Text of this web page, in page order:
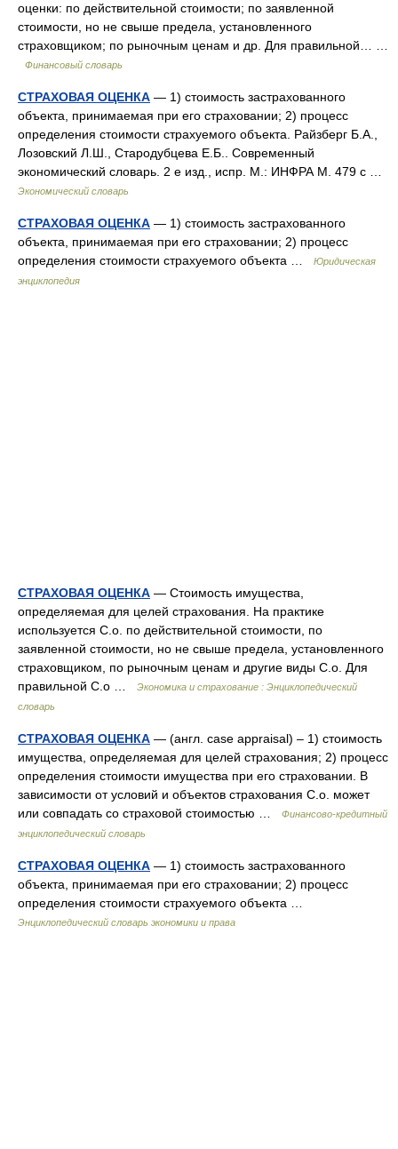
оценки: по действительной стоимости; по заявленной
стоимости, но не свыше предела, установленного
страховщиком; по рыночным ценам и др. Для правильной… …
Финансовый словарь
СТРАХОВАЯ ОЦЕНКА — 1) стоимость застрахованного
объекта, принимаемая при его страховании; 2) процесс
определения стоимости страхуемого объекта. Райзберг Б.А.,
Лозовский Л.Ш., Стародубцева Е.Б.. Современный
экономический словарь. 2 е изд., испр. М.: ИНФРА М. 479 с …
Экономический словарь
СТРАХОВАЯ ОЦЕНКА — 1) стоимость застрахованного
объекта, принимаемая при его страховании; 2) процесс
определения стоимости страхуемого объекта …
Юридическая
энциклопедия
СТРАХОВАЯ ОЦЕНКА — Стоимость имущества,
определяемая для целей страхования. На практике
используется С.о. по действительной стоимости, по
заявленной стоимости, но не свыше предела, установленного
страховщиком, по рыночным ценам и другие виды С.о. Для
правильной С.о …
Экономика и страхование : Энциклопедический
словарь
СТРАХОВАЯ ОЦЕНКА — (англ. case appraisal) – 1) стоимость
имущества, определяемая для целей страхования; 2) процесс
определения стоимости имущества при его страховании. В
зависимости от условий и объектов страхования С.о. может
или совпадать со страховой стоимостью …
Финансово-кредитный
энциклопедический словарь
СТРАХОВАЯ ОЦЕНКА — 1) стоимость застрахованного
объекта, принимаемая при его страховании; 2) процесс
определения стоимости страхуемого объекта …
Энциклопедический словарь экономики и права